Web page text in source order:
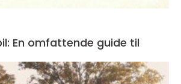
En omfattende guide til